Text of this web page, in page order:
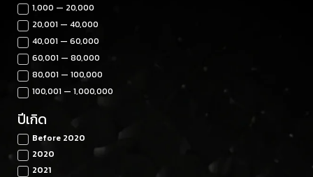
1,000 — 20,000
20,001 — 40,000
40,001 — 60,000
60,001 — 80,000
80,001 — 100,000
100,001 — 1,000,000
ปีเกิด
Before 2020
2020
2021